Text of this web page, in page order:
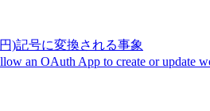
)記号に変換される事象
an OAuth App to create or